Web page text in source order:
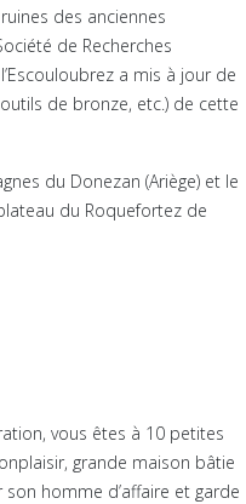
des anciennes
de Recherches
a mis à jour de
de bronze, etc.) de cette
du Donezan (Ariège) et le
du Roquefortez de
vous êtes à 10 petites
grande maison bâtie
homme d’affaire et garde